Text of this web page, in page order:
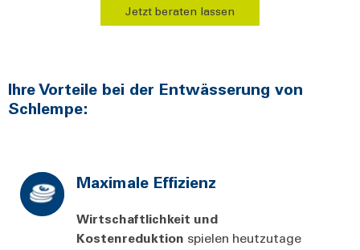
Jetzt beraten lassen
Ihre Vorteile bei der Entwässerung von
Schlempe:
Maximale Effizienz
Wirtschaftlichkeit und
Kostenreduktion spielen heutzutage